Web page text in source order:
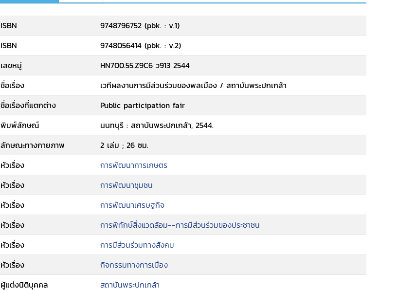
ISBN
9748796752 (pbk. : v.1)
ISBN
9748056414 (pbk. : v.2)
เลขหมู่
HN700.55.Z9C6 ว913 2544
ชื่อเรื่อง
เวทีผลงานการมีส่วนร่วมของพลเมือง / สถาบันพระปกเกล้า
ชื่อเรื่องที่แตกต่าง
Public participation fair
พิมพ์ลักษณ์
นนทบุรี : สถาบันพระปกเกล้า, 2544.
ลักษณะทางกายภาพ
2 เล่ม ; 26 ซม.
หัวเรื่อง
การพัฒนาการเกษตร
หัวเรื่อง
การพัฒนาชุมชน
หัวเรื่อง
การพัฒนาเศรษฐกิจ
หัวเรื่อง
การพิทักษ์สิ่งแวดล้อม--การมีส่วนร่วมของประชาชน
หัวเรื่อง
การมีส่วนร่วมทางสังคม
หัวเรื่อง
กิจกรรมทางการเมือง
ผู้แต่งนิติบุคคล
สถาบันพระปกเกล้า